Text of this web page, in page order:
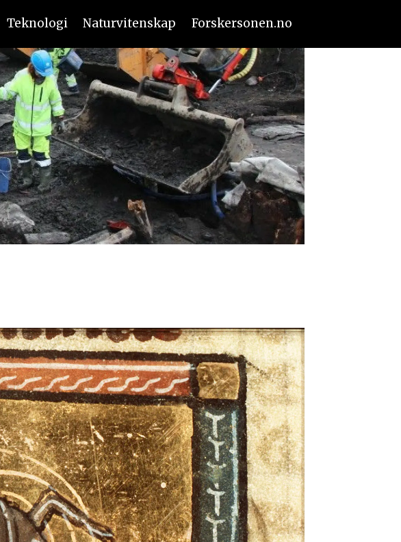
Teknologi Naturvitenskap Forskersonen.no